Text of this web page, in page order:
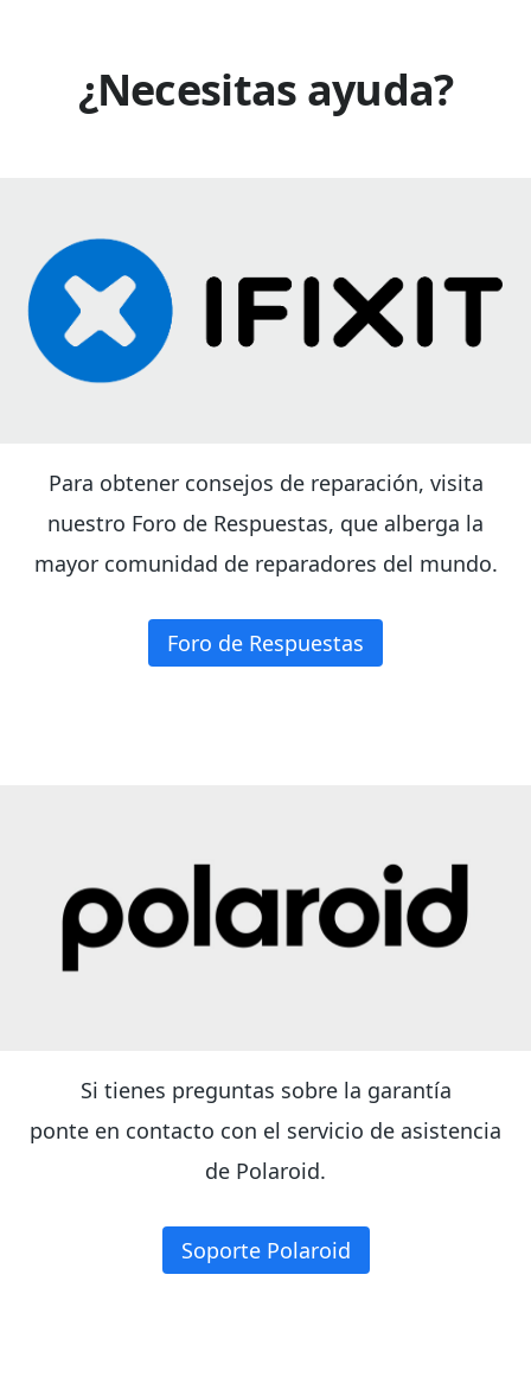
¿Necesitas ayuda?
Para obtener consejos de reparación, visita
nuestro Foro de Respuestas, que alberga la
mayor comunidad de reparadores del mundo.
Foro de Respuestas
Si tienes preguntas sobre la garantía
ponte en contacto con el servicio de asistencia
de Polaroid.
Soporte Polaroid